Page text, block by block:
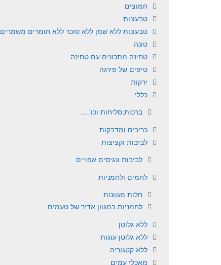
חמוצים
טבעונות
טבעונות ללא שמן ללא סוכר ללא חומרים משמרים
טונה
טחינה מתכונים עם טחינה
טיפים של פירגה
ירקות
כללי
ברכות,סליחות וכו'….
כריכים ומדבקות
לביבות וקציצות
לביבות ונגיסים אפויים
לחמים ולחמניות
חלות מגוונות
לחמניות במגוון אדיר של טעמים
ללא גלוטן
ללא גלוטן עוגות
ללא קטגוריה
מאכלי עמים